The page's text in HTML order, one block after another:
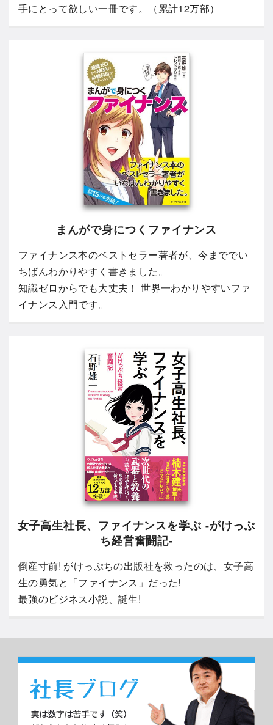
手にとって欲しい一冊です。（累計12万部）
まんがで身につくファイナンス
ファイナンス本のベストセラー著者が、今まででい
ちばんわかりやすく書きました。
知識ゼロからでも大丈夫！ 世界一わかりやすいファ
イナンス入門です。
女子高生社長、ファイナンスを学ぶ -がけっぷ
ち経営奮闘記-
倒産寸前! がけっぷちの出版社を救ったのは、女子高
生の勇気と「ファイナンス」だった!
最強のビジネス小説、誕生!